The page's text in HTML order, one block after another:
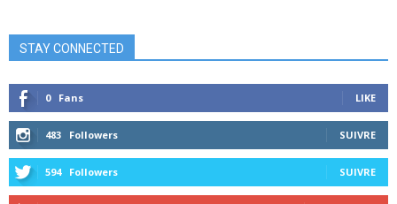
STAY CONNECTED
0 Fans LIKE
483 Followers SUIVRE
594 Followers SUIVRE